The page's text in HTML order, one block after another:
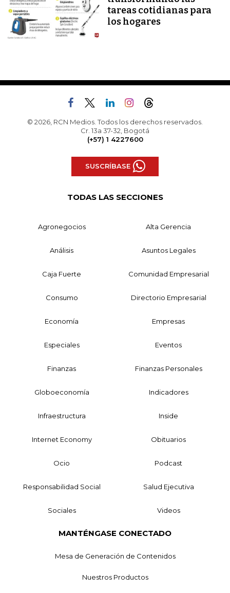
tareas cotidianas para
los hogares
© 2026, RCN Medios. Todos los derechos reservados.
Cr. 13a 37-32, Bogotá
(+57) 1 4227600
SUSCRÍBASE
TODAS LAS SECCIONES
Agronegocios Alta Gerencia
Análisis Asuntos Legales
Caja Fuerte Comunidad Empresarial
Consumo Directorio Empresarial
Economía Empresas
Especiales Eventos
Finanzas Finanzas Personales
Globoeconomía Indicadores
Infraestructura Inside
Internet Economy Obituarios
Ocio Podcast
Responsabilidad Social Salud Ejecutiva
Sociales Videos
MANTÉNGASE CONECTADO
Mesa de Generación de Contenidos
Nuestros Productos